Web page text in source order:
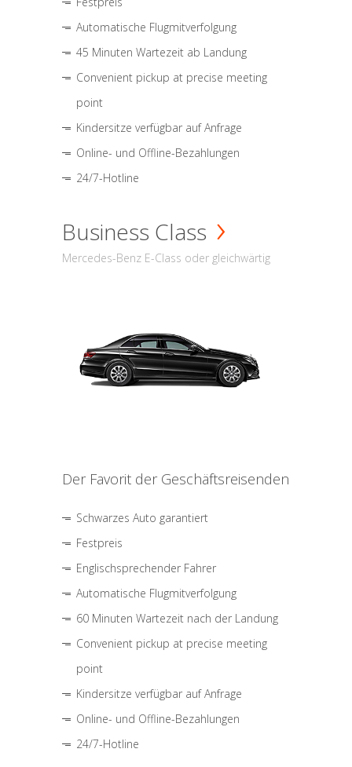
Automatische Flugmitverfolgung
45 Minuten Wartezeit ab Landung
Convenient pickup at precise meeting
point
Kindersitze verfügbar auf Anfrage
Online- und Offline-Bezahlungen
24/7-Hotline
Business Class
Mercedes-Benz E-Class oder gleichwärtig
Der Favorit der Geschäftsreisenden
Schwarzes Auto garantiert
Festpreis
Englischsprechender Fahrer
Automatische Flugmitverfolgung
60 Minuten Wartezeit nach der Landung
Convenient pickup at precise meeting
point
Kindersitze verfügbar auf Anfrage
Online- und Offline-Bezahlungen
24/7-Hotline